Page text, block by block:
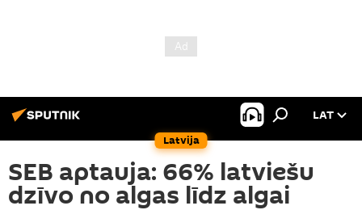
Latvija
LAT
SEB aptauja: 66% latviešu
dzīvo no algas līdz algai